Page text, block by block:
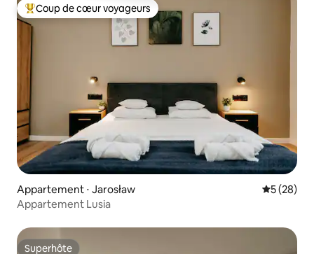
Coups de cœur voyageurs les plus appréciés
Coup de cœur voyageurs
Appartement ⋅ Jarosław
5 (28)
Appartement Lusia
Superhôte